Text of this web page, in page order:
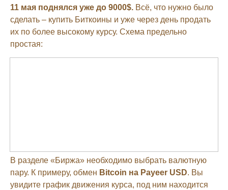
11 мая поднялся уже до 9000$. Всё, что нужно было
сделать – купить Биткоины и уже через день продать
их по более высокому курсу. Схема предельно
простая:
В разделе «Биржа» необходимо выбрать валютную
пару. К примеру, обмен Bitcoin на Payeer USD. Вы
увидите график движения курса, под ним находится